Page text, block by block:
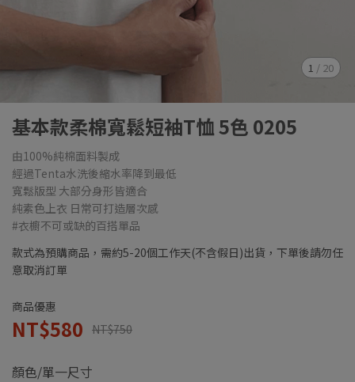
1 / 20
基本款柔棉寬鬆短袖T恤 5色 0205
由100%純棉面料製成
經過Tenta水洗後縮水率降到最低
寬鬆版型 大部分身形皆適合
純素色上衣 日常可打造層次感
#衣櫥不可或缺的百搭單品
款式為預購商品，需約5-20個工作天(不含假日)出貨，下單後請勿任
意取消訂單
商品優惠
NT$580 NT$750
顏色/單一尺寸